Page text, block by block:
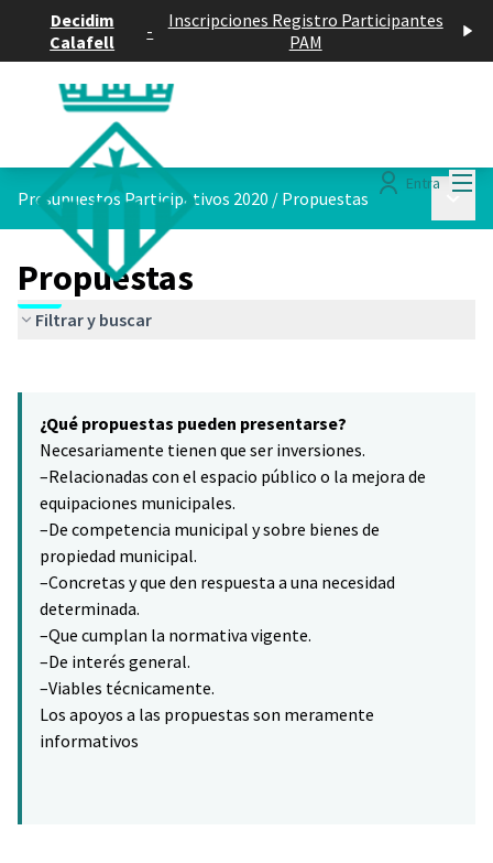
Decidim
Calafell
-
Inscripciones Registro Participantes
PAM
Entra
Presupuestos Participativos 2020 / Propuestas
Propuestas
Filtrar y buscar
−
¿Qué propuestas pueden presentarse?
Necesariamente tienen que ser inversiones.
–Relacionadas con el espacio público o la mejora de
equipaciones municipales.
–De competencia municipal y sobre bienes de
propiedad municipal.
–Concretas y que den respuesta a una necesidad
determinada.
–Que cumplan la normativa vigente.
–De interés general.
–Viables técnicamente.
Los apoyos a las propuestas son meramente
informativos